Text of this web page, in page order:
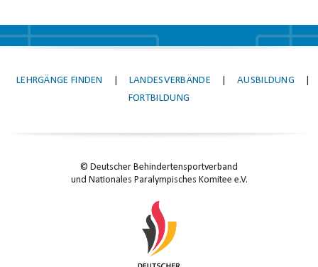
LEHRGÄNGE FINDEN LANDESVERBÄNDE AUSBILDUNG
FORTBILDUNG
© Deutscher Behindertensportverband
und Nationales Paralympisches Komitee e.V.